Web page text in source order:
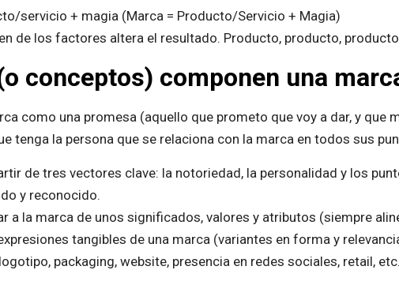
servicio + magia (Marca = Producto/Servicio + Magia)
de los factores altera el resultado. Producto, producto,
conceptos) componen una
como una promesa (aquello que prometo que voy a dar, y que
tenga la persona que se relaciona con la marca en todos sus
de tres vectores clave: la notoriedad, la personalidad y los
y reconocido.
a la marca de unos significados, valores y atributos (siempre
tangibles de una marca (variantes en forma y
packaging, website, presencia en redes sociales, retail, etc.